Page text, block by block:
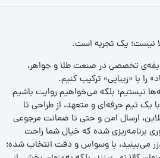
نیست؛ یک تجربه‌ است.
با ۱۴ سال سابقه‌ی تخصصی در صنعت طلا و جواهر،
را با «زیبایی» ترکیب کنیم.
نیستیم؛ بلکه می‌خواهیم روایت باشیم
یک تیم حرفه‌ای و متعهد، از طراحی تا
ارسال امن و حتی تا ضمانت مرجوعی
برنامه‌ریزی شده که خیال شما راحت
می‌بینید، با وسواس و دقت انتخاب شده؛